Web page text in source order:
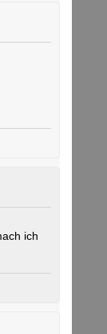
ich